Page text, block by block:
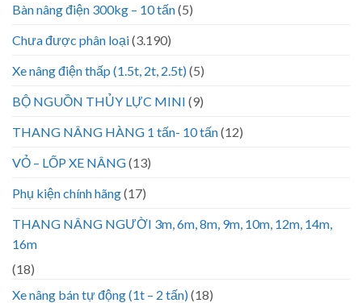
Bàn nâng điện 300kg – 10 tấn(5)
Chưa được phân loại(3.190)
Xe nâng điện thấp (1.5t, 2t, 2.5t)(5)
BỘ NGUỒN THỦY LỰC MINI (9)
THANG NÂNG HÀNG 1 tấn- 10 tấn(12)
VỎ – LỐP XE NÂNG(13)
Phụ kiện chính hãng(17)
THANG NÂNG NGƯỜI 3m, 6m, 8m, 9m, 10m, 12m, 14m,
16m
(18)
Xe nâng bán tự động (1t – 2 tấn)(18)